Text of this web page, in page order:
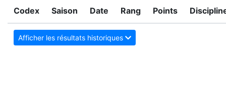
Codex Saison Date Rang Points
Afficher les résultats historiques